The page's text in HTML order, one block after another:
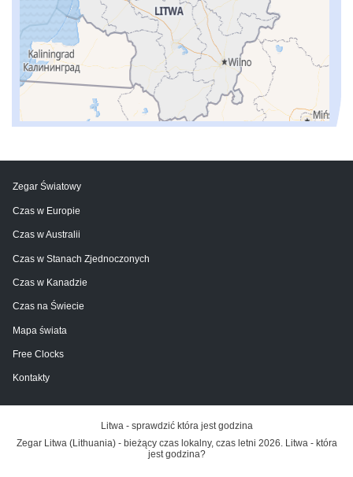
Zegar Światowy
Czas w Europie
Czas w Australii
Czas w Stanach Zjednoczonych
Czas w Kanadzie
Czas na Świecie
Mapa świata
Free Clocks
Kontakty
Litwa - sprawdzić która jest godzina
Zegar Litwa (Lithuania) - bieżący czas lokalny, czas letni 2026. Litwa - która
jest godzina?